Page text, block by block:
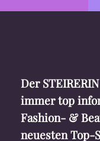
Der
immer top
Fashion- &
neuesten Top-